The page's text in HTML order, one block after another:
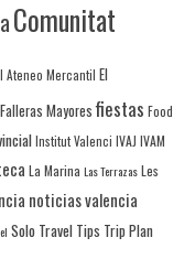
Comunitat
Ateneo Mercantil El
Falleras Mayoresfiestas Food
Institut Valenci IVAJ IVAM
La Marina Las Terrazas Les
noticias valencia
Solo Travel Tips Trip Plan